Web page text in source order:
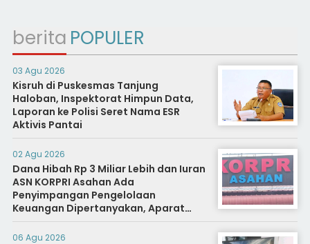
berita POPULER
03 Agu 2026
Kisruh di Puskesmas Tanjung
Haloban, Inspektorat Himpun Data,
Laporan ke Polisi Seret Nama ESR
Aktivis Pantai
02 Agu 2026
Dana Hibah Rp 3 Miliar Lebih dan Iuran
ASN KORPRI Asahan Ada
Penyimpangan Pengelolaan
Keuangan Dipertanyakan, Aparat
Diminta Segera Usut
06 Agu 2026